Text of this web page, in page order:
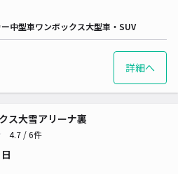
中型車ワンボックス大型車・SUV
詳細へ
ス大雪アリーナ裏
4.7 / 6件